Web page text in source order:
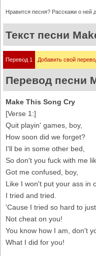
Нравится песня? Расскажи о ней
Текст песни
Перевод 1 Добавить свой
Перевод песни
Make This Song Cry
[Verse 1:]
Quit playin' games, boy,
How soon did we forget?
I'll be in some other bed,
So don't you fuck with me
Got me confused, boy,
Like I won't put your ass in
I tried and tried.
'Cause I tried so hard to
Not cheat on you!
You know how I am, don't
What I did for you!